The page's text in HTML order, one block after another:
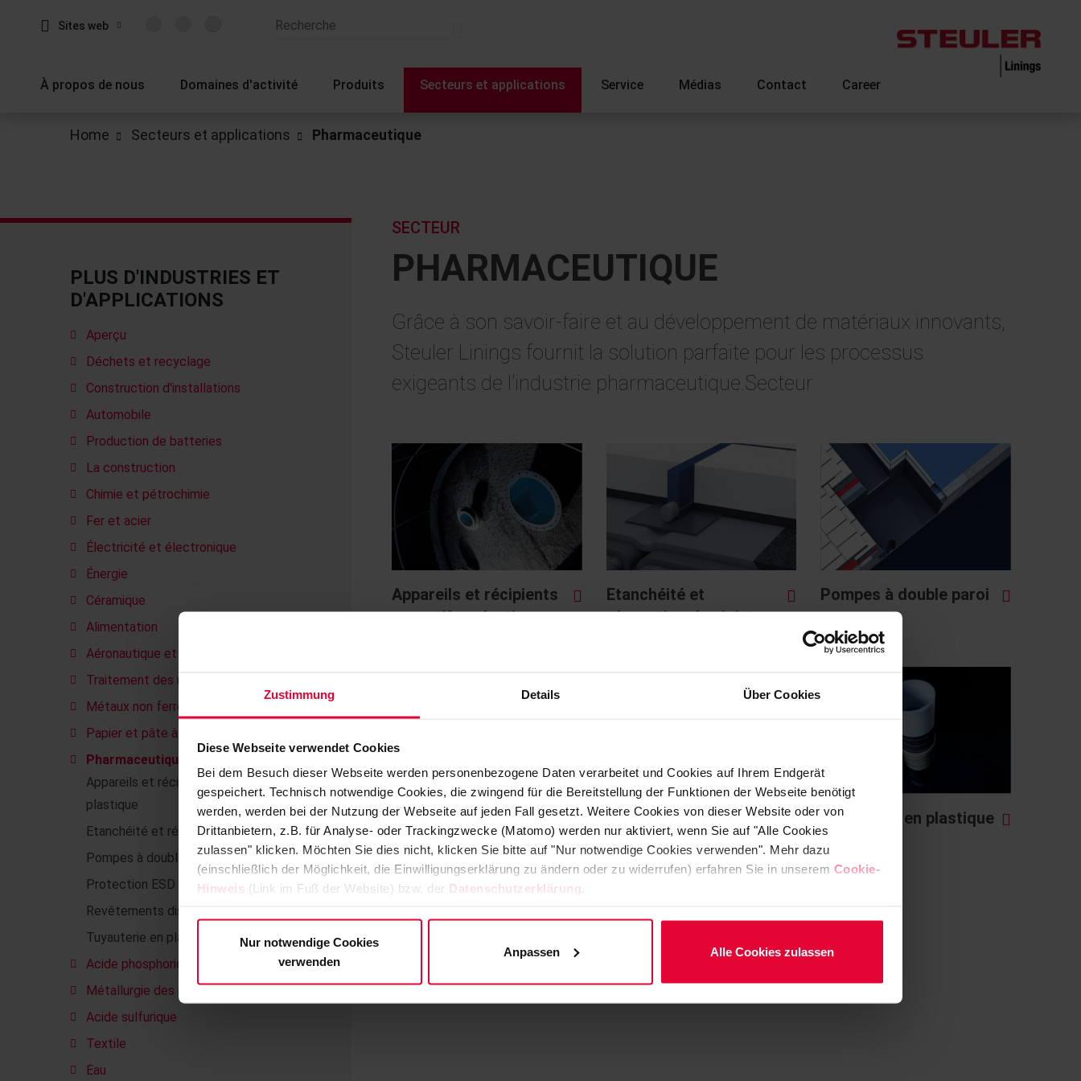
Zustimmung Details Über Cookies
Diese Webseite verwendet Cookies
Bei dem Besuch dieser Webseite werden personenbezogene Daten verarbeitet und Cookies auf Ihrem Endgerät
gespeichert. Technisch notwendige Cookies, die zwingend für die Bereitstellung der Funktionen der Webseite benötigt
werden, werden bei der Nutzung der Webseite auf jeden Fall gesetzt. Weitere Cookies von dieser Website oder von
Drittanbietern, z.B. für Analyse- oder Trackingzwecke (Matomo) werden nur aktiviert, wenn Sie auf "Alle Cookies
zulassen" klicken. Möchten Sie dies nicht, klicken Sie bitte auf "Nur notwendige Cookies verwenden". Mehr dazu
(einschließlich der Möglichkeit, die Einwilligungserklärung zu ändern oder zu widerrufen) erfahren Sie in unserem Cookie-
Hinweis (Link im Fuß der Website) bzw. der Datenschutzerklärung
Nur notwendige Cookies
verwenden
Anpassen Alle Cookies zulassen
Sites web
À propos de nous Domaines d'activité Produits Secteurs et applications Service Médias Contact Career
Home Secteurs et applications Pharmaceutique
PLUS D'INDUSTRIES ET
D'APPLICATIONS
Aperçu
Déchets et recyclage
Construction d'installations
Automobile
Production de batteries
La construction
Chimie et pétrochimie
Fer et acier
Électricité et électronique
Énergie
Céramique
Alimentation
Aéronautique et aérospatiale
Traitement des métaux
Métaux non ferreux
Papier et pâte à papier
Pharmaceutique
Appareils et récipients en matière
plastique
Etanchéité et rénovation des joints
Pompes à double paroi
Protection ESD
Revêtements dissipatifs
Tuyauterie en plastique
Acide phosphorique
Métallurgie des poudres
Acide sulfurique
Textile
Eau
PHARMACEUTIQUE
SECTEUR
Grâce à son savoir-faire et au développement de matériaux innovants,
Steuler Linings fournit la solution parfaite pour les processus
exigeants de l’industrie pharmaceutique.Secteur
Appareils et récipients
en matière plastique
Etanchéité et
rénovation des joints
Pompes à double paroi
Protection ESD
Revêtements
dissipatifs
Tuyauterie en plastique